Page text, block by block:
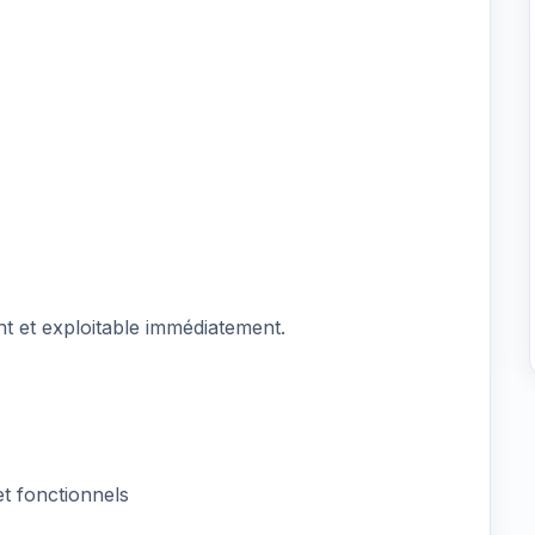
exploitable immédiatement.
fonctionnels